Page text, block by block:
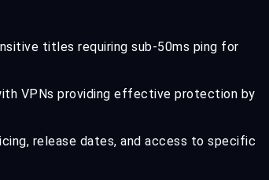
titles requiring sub-50ms ping for
VPNs providing effective protection by
release dates, and access to specific